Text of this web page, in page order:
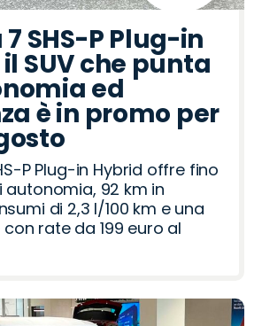
SHS-P Plug-in
SUV che punta
ed
è in promo per
P Plug-in Hybrid offre fino
autonomia, 92 km in
di 2,3 l/100 km e una
rate da 199 euro al